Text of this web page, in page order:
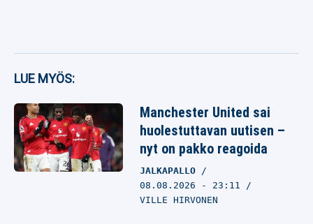
LUE MYÖS:
Manchester United sai
huolestuttavan uutisen –
nyt on pakko reagoida
JALKAPALLO
08.08.2026 - 23:11
VILLE HIRVONEN